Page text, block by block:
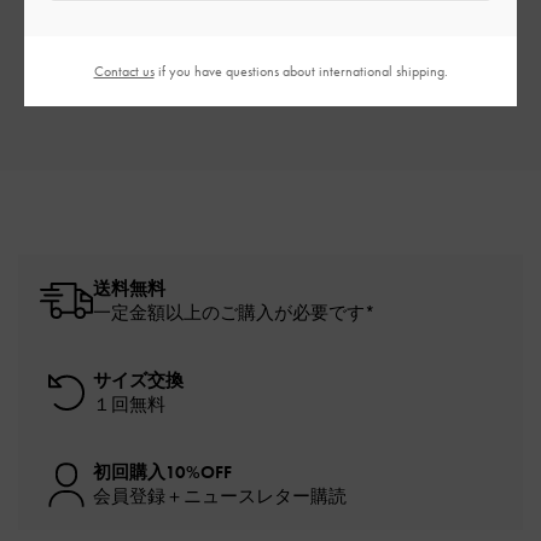
レビューを書く
送料無料
一定金額以上のご購入が必要です*
サイズ交換
１回無料
初回購入10%OFF
会員登録＋ニュースレター購読
Contact usif you have questions about international shipping.